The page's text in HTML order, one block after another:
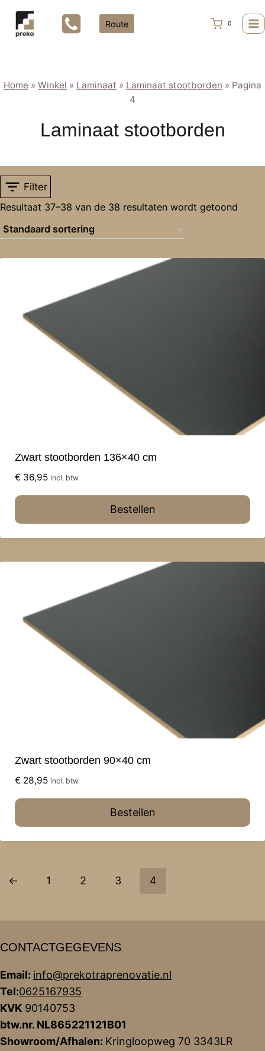
naar
inhoud
Route 0
Home » Winkel » Laminaat » Laminaat stootborden » Pagina
4
Laminaat stootborden
Filter
Resultaat 37–38 van de 38 resultaten wordt getoond
Zwart stootborden 136×40 cm
€ 36,95 incl. btw
Bestellen
Zwart stootborden 90×40 cm
€ 28,95 incl. btw
Bestellen
← 1 2 3 4
CONTACTGEGEVENS
Email: info@prekotraprenovatie.nl
Tel:0625167935
KVK 90140753
btw.nr. NL865221121B01
Showroom/Afhalen: Kringloopweg 70 3343LR